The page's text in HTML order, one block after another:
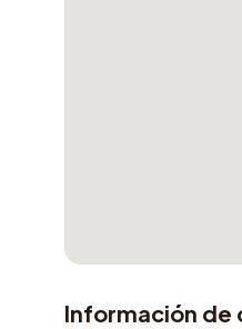
Información de